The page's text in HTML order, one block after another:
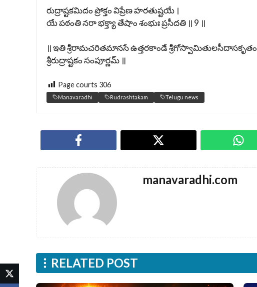
రుద్రాష్టకమిదం ప్రోక్తం విప్రేణ హరతుష్టయే ।
యే పఠంతి నరా భక్త్యా తేషాం శంభుః ప్రసీదతి ॥ 9 ॥
॥ ఇతి శ్రీరామచరితమానసే ఉత్తరకాండే శ్రీగోస్వామితులసీదాసకృతం
శ్రీరుద్రాష్టకం సంపూర్ణమ్ ॥
Page courts 306
Manavaradhi Rudrashtakam Telugu news
manavaradhi.com
RELATED POST